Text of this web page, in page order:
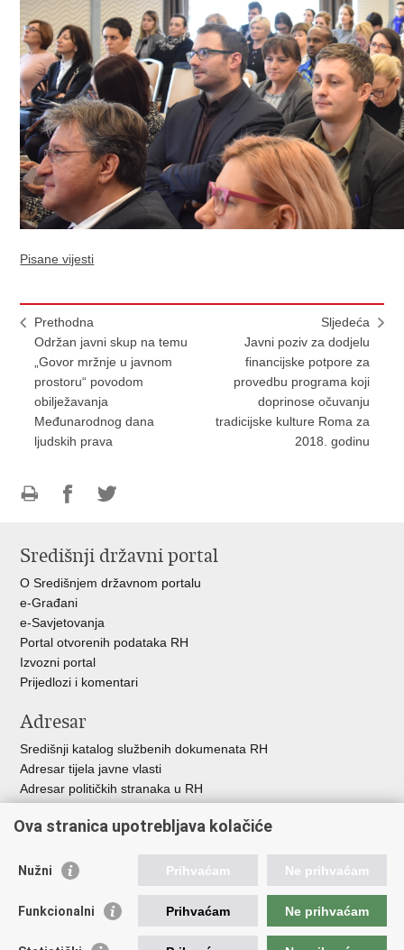
Pisane vijesti
Prethodna
Održan javni skup na temu
„Govor mržnje u javnom
prostoru“ povodom
obilježavanja
Međunarodnog dana
ljudskih prava
Sljedeća
Javni poziv za dodjelu
financijske potpore za
provedbu programa koji
doprinose očuvanju
tradicijske kulture Roma za
2018. godinu
FacebookuTwitteru
Središnji državni portal
O Središnjem državnom portalu
e-Građani
e-Savjetovanja
Portal otvorenih podataka RH
Izvozni portal
Prijedlozi i komentari
Adresar
Središnji katalog službenih dokumenata RH
Adresar tijela javne vlasti
Adresar političkih stranaka u RH
Besplatni telefoni javne uprave
Važne poveznice
Vlada Republike Hrvatske
Ova stranica upotrebljava kolačiće
Nužni Prihvaćam Ne prihvaćam
Funkcionalni Prihvaćam Ne prihvaćam